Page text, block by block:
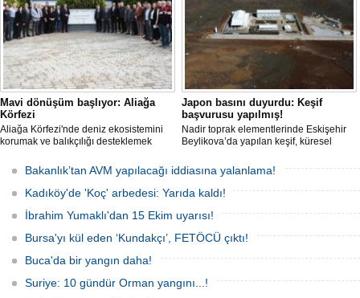
Mavi dönüşüm başlıyor: Aliağa
Körfezi
Aliağa Körfezi'nde deniz ekosistemini
korumak ve balıkçılığı desteklemek
Japon basını duyurdu: Keşif
başvurusu yapılmış!
Nadir toprak elementlerinde Eskişehir
Beylikova’da yapılan keşif, küresel
yeni bir hamle geldi.
Bakanlık’tan AVM yapılacağı iddiasına yalanlama!
Kadıköy'de 'Koç' arbedesi: Yarıda kaldı!
İbrahim Yumaklı'dan 15 Ekim uyarısı!
Bursa'yı kül eden ‘Kundakçı’, FETÖCÜ çıktı!
Buca'da bir yangın daha!
Suriye: 10 gündür Orman yangını...!